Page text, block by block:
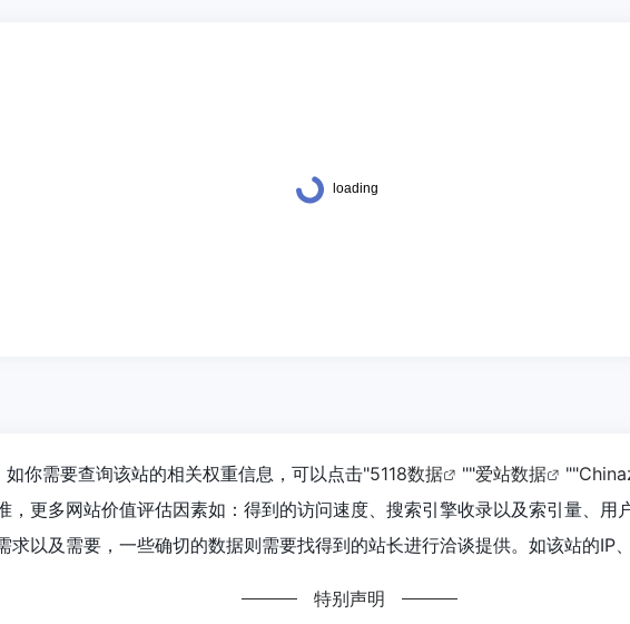
你需要查询该站的相关权重信息，可以点击"5118数据 ""爱站数据 ""
，更多网站价值评估因素如：得到的访问速度、搜索引擎收录以及索引量、用
求以及需要，一些确切的数据则需要找得到的站长进行洽谈提供。如该站的IP
特别声明